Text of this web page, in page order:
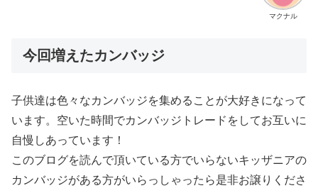
マクナル
今回増えたカンバッジ
子供達は色々なカンバッジを集めることが大好きになって
います。空いた時間でカンバッジトレードをしてお互いに
自慢しあっています！
このブログを読んで頂いている方でいらないキッザニアの
カンバッジがある方がいらっしゃったら是非お譲りくださ